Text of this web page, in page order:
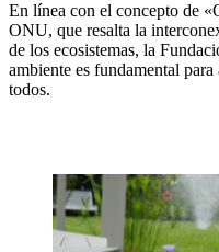
En línea con el concepto de
ONU, que resalta la
de los ecosistemas, la
ambiente es fundamental
todos.